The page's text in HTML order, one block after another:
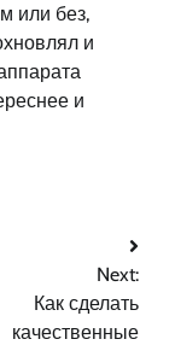
или без,
и
и
Next:
Как сделать
качественные